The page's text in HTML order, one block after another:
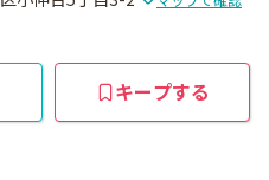
キープする